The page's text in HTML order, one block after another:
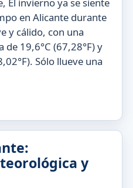
en Alicante durante
y cálido, con una
19,6°C (67,28°F) y
Sólo llueve una
y